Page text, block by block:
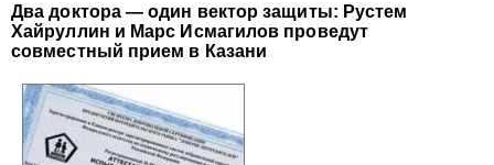
Два доктора — один вектор защиты: Рустем
Хайруллин и Марс Исмагилов проведут
совместный прием в Казани